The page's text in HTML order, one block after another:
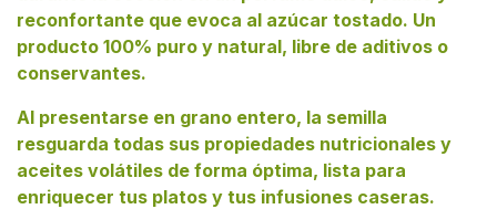
reconfortante que evoca al azúcar tostado. Un
producto 100% puro y natural, libre de aditivos o
conservantes.
Al presentarse en grano entero, la semilla
resguarda todas sus propiedades nutricionales y
aceites volátiles de forma óptima, lista para
enriquecer tus platos y tus infusiones caseras.